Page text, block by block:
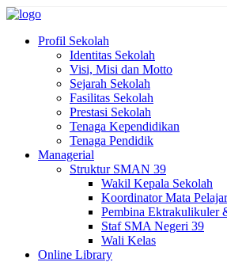
Profil Sekolah
Identitas Sekolah
Visi, Misi dan Motto
Sejarah Sekolah
Fasilitas Sekolah
Prestasi Sekolah
Tenaga Kependidikan
Tenaga Pendidik
Managerial
Struktur SMAN 39
Wakil Kepala Sekolah
Koordinator Mata
Pembina Ektrakulikuler
Staf SMA Negeri 39
Wali Kelas
Online Library